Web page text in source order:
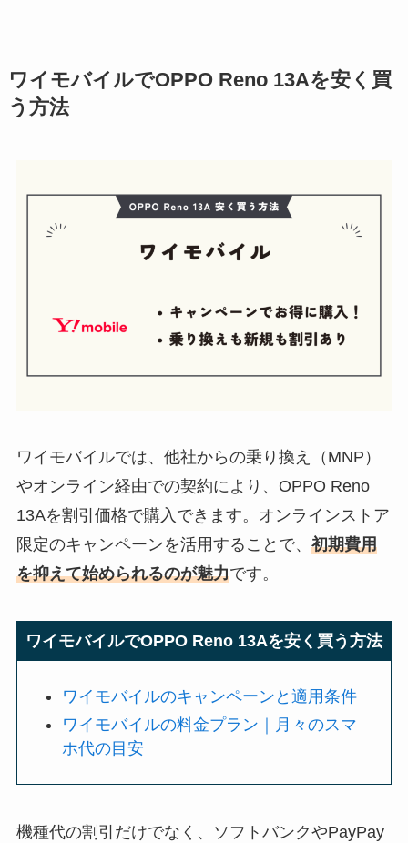
ワイモバイルでOPPO Reno 13Aを安く買
う方法
ワイモバイルでは、他社からの乗り換え（MNP）
やオンライン経由での契約により、OPPO Reno
13Aを割引価格で購入できます。オンラインストア
限定のキャンペーンを活用することで、 初期費用
を抑えて始められるのが魅力です。
ワイモバイルでOPPO Reno 13Aを安く買う方法
ワイモバイルのキャンペーンと適用条件
ワイモバイルの料金プラン｜月々のスマ
ホ代の目安
機種代の割引だけでなく、ソフトバンクやPayPay